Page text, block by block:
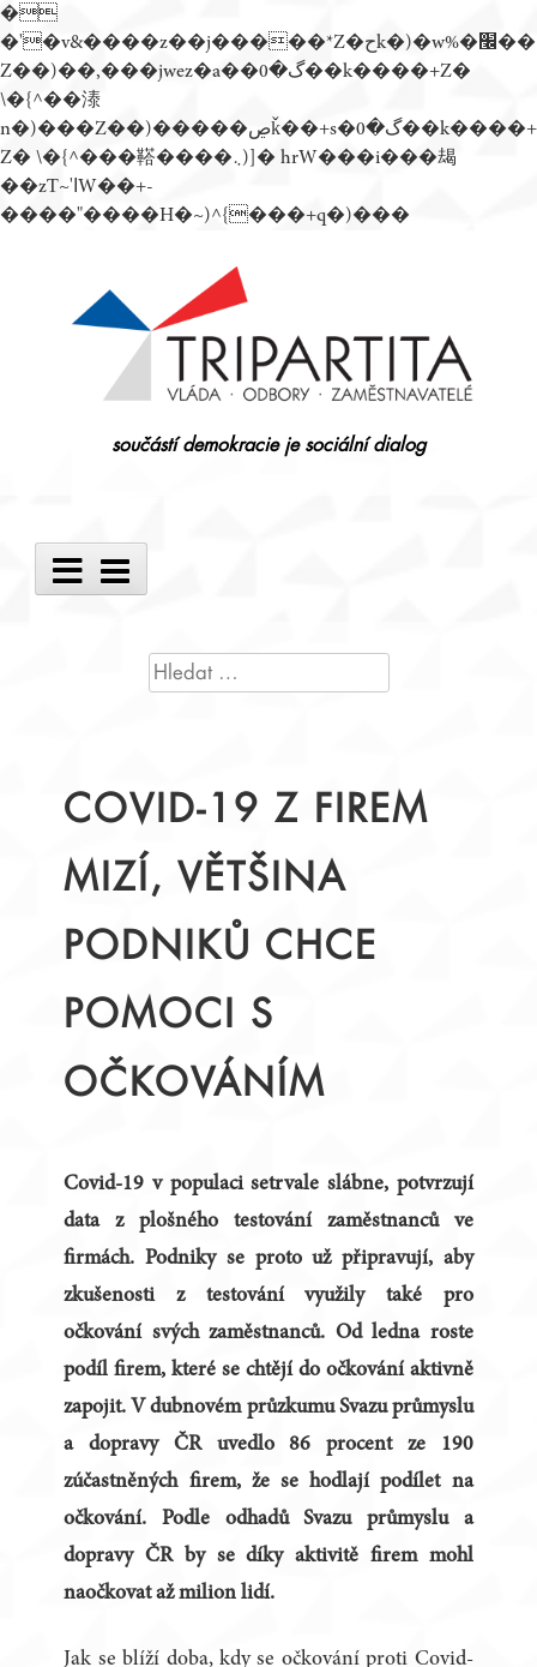
�
�'�v&����z��j�����*Z�حk�)�w%�׬��
Z��)��,���jwez�a��گ�0��k����+Z�
\�{^��溙
n�)���Z��)�����ڝǩ��+s�گ�0��k����+
Z� \�{^���鞳����܆)]� hrW���i���朅
��zƬ~'ߊW��+-
����"����H�~)^{���+q�)���
součástí demokracie je sociální dialog
Main
Menu
VYHLEDÁVÁNÍ
COVID-19 Z FIREM
MIZÍ, VĚTŠINA
PODNIKŮ CHCE
POMOCI S
OČKOVÁNÍM
Covid-19 v populaci setrvale slábne, potvrzují
data z plošného testování zaměstnanců ve
firmách. Podniky se proto už připravují, aby
zkušenosti z testování využily také pro
očkování svých zaměstnanců. Od ledna roste
podíl firem, které se chtějí do očkování aktivně
zapojit. V dubnovém průzkumu Svazu průmyslu
a dopravy ČR uvedlo 86 procent ze 190
zúčastněných firem, že se hodlají podílet na
očkování. Podle odhadů Svazu průmyslu a
dopravy ČR by se díky aktivitě firem mohl
naočkovat až milion lidí.
Jak se blíží doba, kdy se očkování proti Covid-